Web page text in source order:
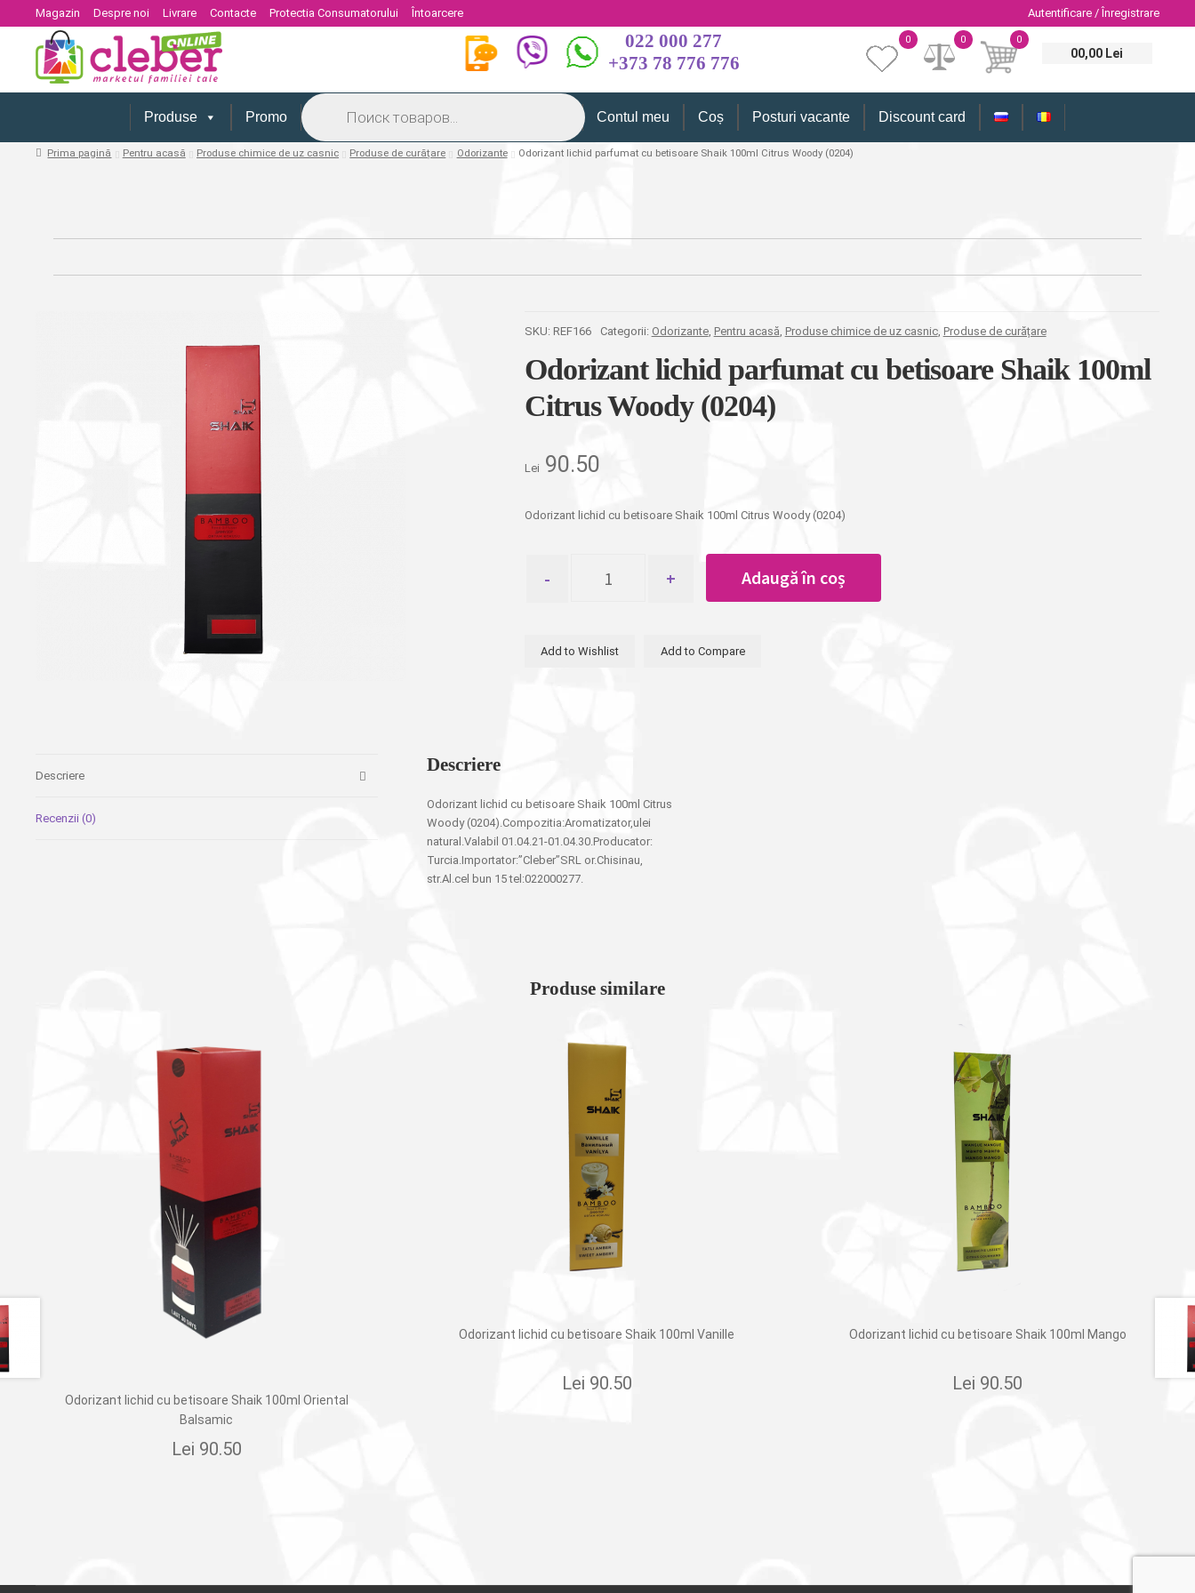
Magazin Despre noi Livrare Contacte Protectia Consumatorului Întoarcere Autentificare / Înregistrare
022 000 277
+373 78 776 776
0
00,00 Lei
0
0
Produse Promo
Products
search
Contul meu Coș Posturi vacante Discount card
Prima pagină Pentru acasă Produse chimice de uz casnic Produse de curățare Odorizante Odorizant lichid parfumat cu betisoare Shaik 100ml Citrus Woody (0204)
SKU: REF166 Categorii: Odorizante, Pentru acasă, Produse chimice de uz casnic, Produse de curățare
Odorizant lichid parfumat cu betisoare Shaik 100ml
Citrus Woody (0204)
Lei 90.50
Odorizant lichid cu betisoare Shaik 100ml Citrus Woody (0204)
Odorizant
betisoare
Adaugă în coș
Add to Wishlist Add to Compare
Descriere
Recenzii (0)
Descriere
Odorizant lichid cu betisoare Shaik 100ml Citrus
Woody (0204).Compozitia:Aromatizator,ulei
natural.Valabil 01.04.21-01.04.30.Producator:
Turcia.Importator:”Cleber”SRL or.Chisinau,
str.Al.cel bun 15 tel:022000277.
Produse similare
Odorizant lichid cu betisoare Shaik 100ml Oriental
Balsamic
Lei 90.50
Odorizant lichid cu betisoare Shaik 100ml Vanille
Lei 90.50
Odorizant lichid cu betisoare Shaik 100ml Mango
Lei 90.50